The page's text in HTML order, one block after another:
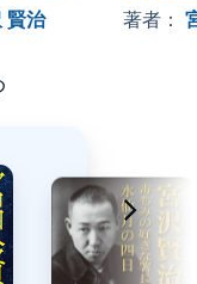
者
バーユー
先生
賢治
著者：